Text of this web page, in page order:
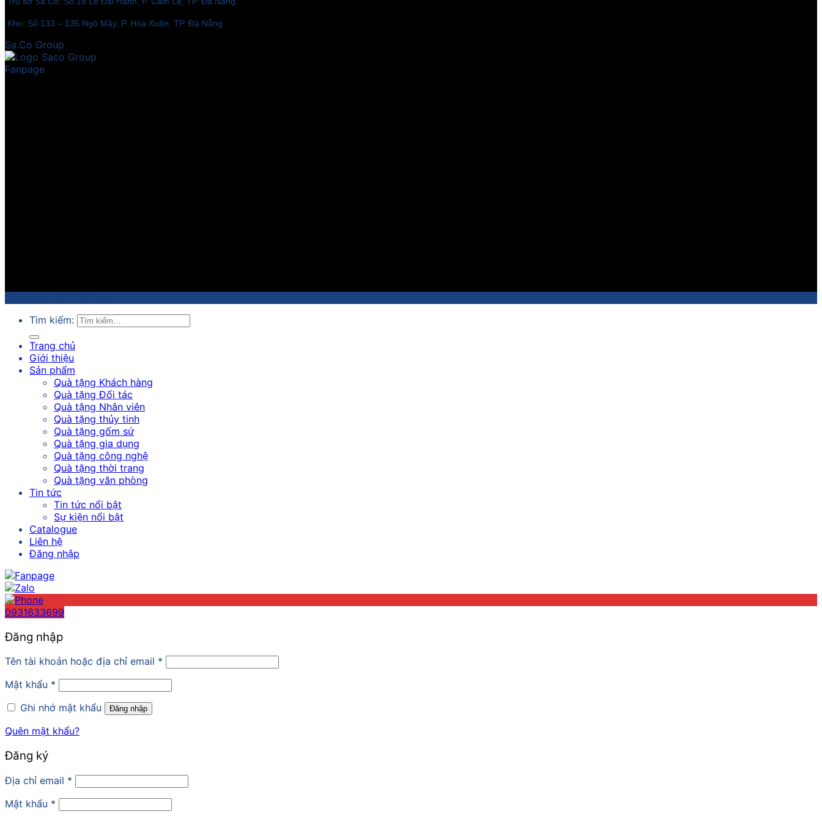
Kho: Số 133 – 135 Ngô Mây, P. Hòa Xuân, TP. Đà Nẵng.
Sa.Co Group
Fanpage
Tìm kiếm:
Trang chủ
Giới thiệu
Sản phẩm
Quà tặng Khách hàng
Quà tặng Đối tác
Quà tặng Nhân viên
Quà tặng thủy tinh
Quà tặng gốm sứ
Quà tặng gia dụng
Quà tặng công nghệ
Quà tặng thời trang
Quà tặng văn phòng
Tin tức
Tin tức nổi bật
Sự kiện nổi bật
Catalogue
Liên hệ
Đăng nhập
0931633699
Đăng nhập
Tên tài khoản hoặc địa chỉ email *
Mật khẩu *
Ghi nhớ mật khẩu
Đăng nhập
Quên mật khẩu?
Đăng ký
Địa chỉ email *
Mật khẩu *